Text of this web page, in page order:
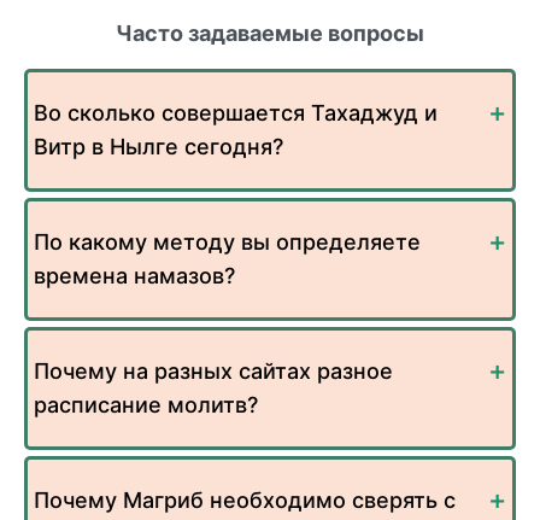
Часто задаваемые вопросы
Во сколько совершается Тахаджуд и
Витр в Нылге сегодня?
По какому методу вы определяете
времена намазов?
Почему на разных сайтах разное
расписание молитв?
Почему Магриб необходимо сверять с